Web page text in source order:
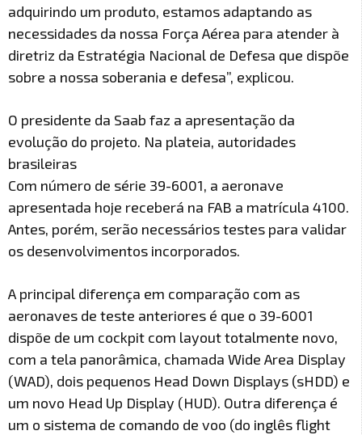
adquirindo um produto, estamos adaptando as
necessidades da nossa Força Aérea para atender à
diretriz da Estratégia Nacional de Defesa que dispõe
sobre a nossa soberania e defesa”, explicou.
O presidente da Saab faz a apresentação da
evolução do projeto. Na plateia, autoridades
brasileiras
Com número de série 39-6001, a aeronave
apresentada hoje receberá na FAB a matrícula 4100.
Antes, porém, serão necessários testes para validar
os desenvolvimentos incorporados.
A principal diferença em comparação com as
aeronaves de teste anteriores é que o 39-6001
dispõe de um cockpit com layout totalmente novo,
com a tela panorâmica, chamada Wide Area Display
(WAD), dois pequenos Head Down Displays (sHDD) e
um novo Head Up Display (HUD). Outra diferença é
um o sistema de comando de voo (do inglês flight